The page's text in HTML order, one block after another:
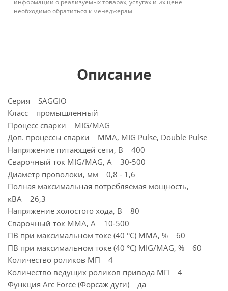
информации о реализуемых товарах, услугах и их цене
необходимо обратиться к менеджерам
Описание
Серия SAGGIO
Класс промышленный
Процесс сварки MIG/MAG
Доп. процессы сварки MMA, MIG Pulse, Double Pulse
Напряжение питающей сети, В 400
Сварочный ток MIG/MAG, А 30-500
Диаметр проволоки, мм 0,8 - 1,6
Полная максимальная потребляемая мощность,
кВА 26,3
Напряжение холостого хода, В 80
Сварочный ток MMA, А 10-500
ПВ при максимальном токе (40 °C) ММА, % 60
ПВ при максимальном токе (40 °C) MIG/MAG, % 60
Количество роликов МП 4
Количество ведущих роликов привода МП 4
Функция Arc Force (Форсаж дуги) да